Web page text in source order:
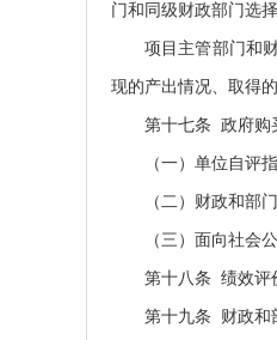
门和同级财政部门选
项目主管部门和
现的产出情况、取得
第十七条 政府购
（一）单位自评
（二）财政和部
（三）面向社会
第十八条 绩效评
第十九条 财政和